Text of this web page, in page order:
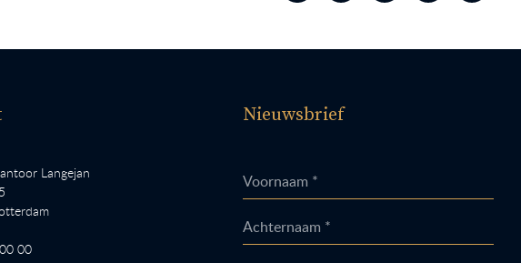
Langejan
00
Nieuwsbrief
Voornaam *
Achternaam *